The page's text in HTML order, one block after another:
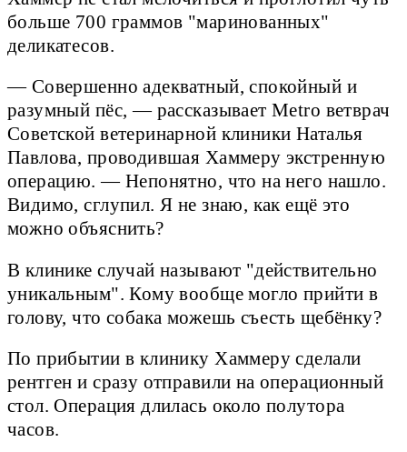
больше 700 граммов "маринованных"
деликатесов.
— Совершенно адекватный, спокойный и
разумный пёс, — рассказывает Metro ветврач
Советской ветеринарной клиники Наталья
Павлова, проводившая Хаммеру экстренную
операцию. — Непонятно, что на него нашло.
Видимо, сглупил. Я не знаю, как ещё это
можно объяснить?
В клинике случай называют "действительно
уникальным". Кому вообще могло прийти в
голову, что собака можешь съесть щебёнку?
По прибытии в клинику Хаммеру сделали
рентген и сразу отправили на операционный
стол. Операция длилась около полутора
часов.